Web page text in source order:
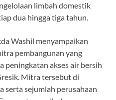
limbah domestik
dua hingga tiga tahun.
Washil menyampaikan
pembangunan yang
peningkatan akses air bersih
Mitra tersebut di
serta sejumlah perusahaan